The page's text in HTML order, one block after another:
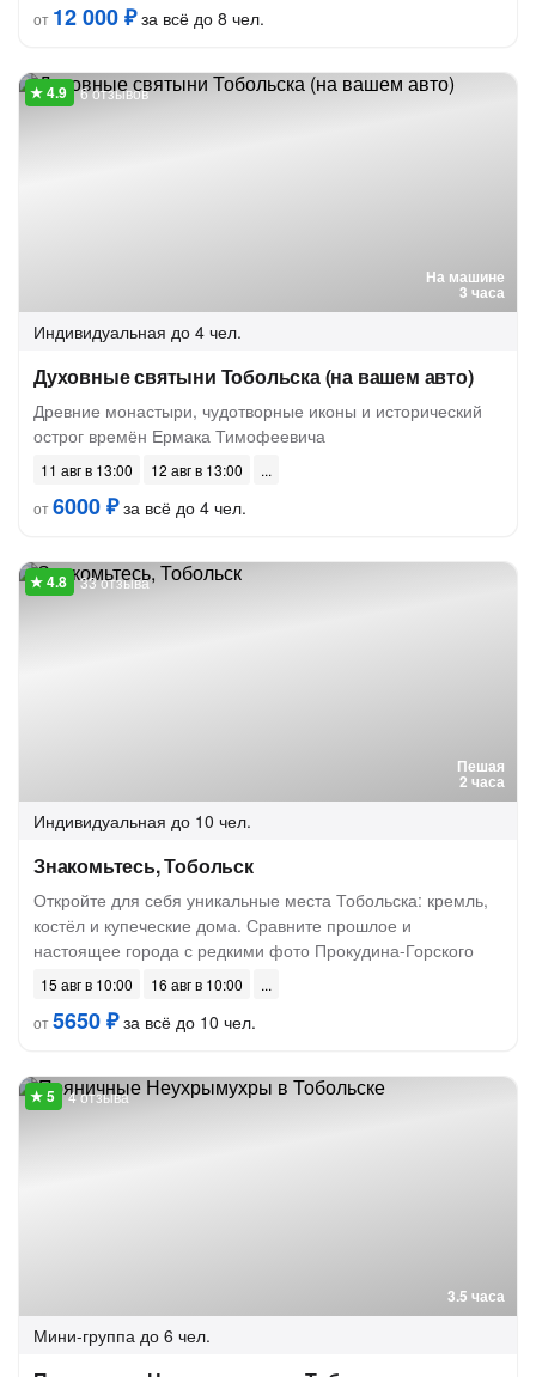
от 12 000 ₽за всё до 8 чел.
На машине
3 часа
6 отзывов
Индивидуальная до 4 чел.
Духовные святыни Тобольска (на вашем авто)
Древние монастыри, чудотворные иконы и исторический
острог времён Ермака Тимофеевича
11 авг в 13:00
12 авг в 13:00
от6000 ₽за всё до 4 чел.
Пешая
2 часа
33 отзыва
Индивидуальная до 10 чел.
Знакомьтесь, Тобольск
Откройте для себя уникальные места Тобольска: кремль,
костёл и купеческие дома. Сравните прошлое и
настоящее города с редкими фото Прокудина-Горского
15 авг в 10:00
16 авг в 10:00
от5650 ₽за всё до 10 чел.
3.5 часа
4 отзыва
Мини-группа до 6 чел.